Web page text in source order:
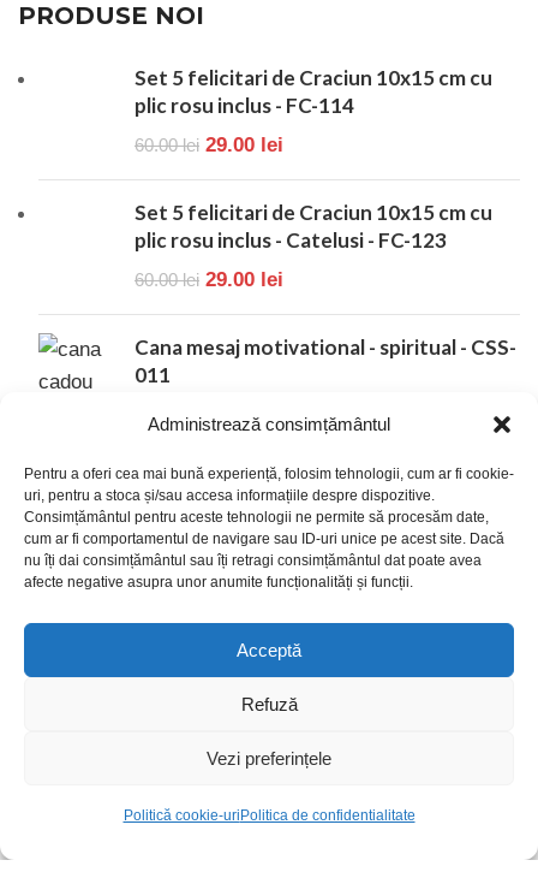
Administrează consimțământul
Pentru a oferi cea mai bună experiență, folosim tehnologii, cum ar fi cookie-
uri, pentru a stoca și/sau accesa informațiile despre dispozitive.
Consimțământul pentru aceste tehnologii ne permite să procesăm date,
cum ar fi comportamentul de navigare sau ID-uri unice pe acest site. Dacă
nu îți dai consimțământul sau îți retragi consimțământul dat poate avea
afecte negative asupra unor anumite funcționalități și funcții.
Acceptă
Refuză
Vezi preferințele
Politică cookie-uri Politica de confidentialitate
PRODUSE NOI
Set 5 felicitari de Craciun 10x15 cm cu
plic rosu inclus - FC-114
60.00lei 29.00 lei
Set 5 felicitari de Craciun 10x15 cm cu
plic rosu inclus - Catelusi - FC-123
60.00lei 29.00 lei
Cana mesaj motivational - spiritual - CSS-
011
25.00 lei 19.00
NEWSLETTER-UL NOSTRU
Inscrieti-va pentru toate stirile despre ultimele
noastre oferte si obtineti cumparaturi exclusive cu
SOCIAL MEDIA